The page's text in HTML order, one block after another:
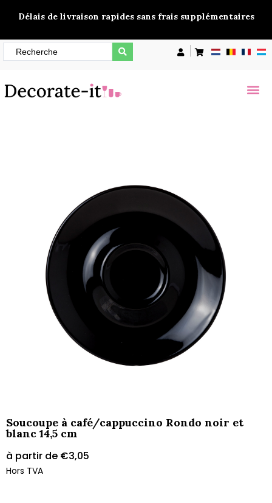
Soucoupe à café/cappuccino Rondo noir et
blanc 14,5 cm
à partir de €3,05
Hors TVA